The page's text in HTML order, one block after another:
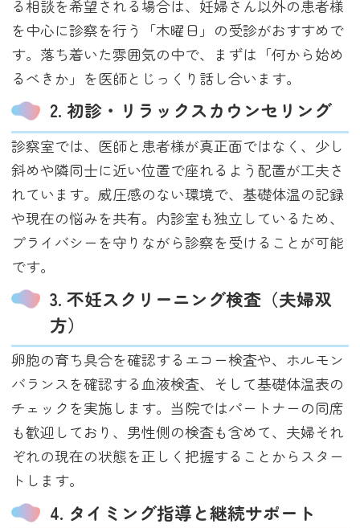
る相談を希望される場合は、妊婦さん以外の患者様
を中心に診察を行う「木曜日」の受診がおすすめで
す。落ち着いた雰囲気の中で、まずは「何から始め
るべきか」を医師とじっくり話し合います。
2. 初診・リラックスカウンセリング
診察室では、医師と患者様が真正面ではなく、少し
斜めや隣同士に近い位置で座れるよう配置が工夫さ
れています。威圧感のない環境で、基礎体温の記録
や現在の悩みを共有。内診室も独立しているため、
プライバシーを守りながら診察を受けることが可能
です。
3. 不妊スクリーニング検査（夫婦双
方）
卵胞の育ち具合を確認するエコー検査や、ホルモン
バランスを確認する血液検査、そして基礎体温表の
チェックを実施します。当院ではパートナーの同席
も歓迎しており、男性側の検査も含めて、夫婦それ
ぞれの現在の状態を正しく把握することからスター
トします。
4. タイミング指導と継続サポート